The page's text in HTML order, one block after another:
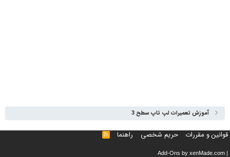
آموزش تعمیرات لپ تاپ سطح 3
قوانین و مقررات حریم شخصی راهنما خوراک
|
Add-Ons by xenMade.com